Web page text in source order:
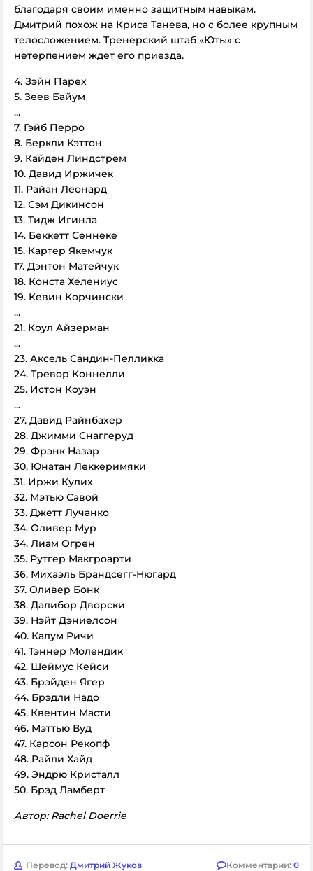
благодаря своим именно защитным навыкам.
Дмитрий похож на Криса Танева, но с более крупным
телосложением. Тренерский штаб «Юты» с
нетерпением ждет его приезда.
4. Зэйн Парех
5. Зеев Байум
...
7. Гэйб Перро
8. Беркли Кэттон
9. Кайден Линдстрем
10. Давид Иржичек
11. Райан Леонард
12. Сэм Дикинсон
13. Тидж Игинла
14. Беккетт Сеннеке
15. Картер Якемчук
17. Дэнтон Матейчук
18. Конста Хелениус
19. Кевин Корчински
...
21. Коул Айзерман
...
23. Аксель Сандин-Пелликка
24. Тревор Коннелли
25. Истон Коуэн
...
27. Давид Райнбахер
28. Джимми Снаггеруд
29. Фрэнк Назар
30. Юнатан Леккеримяки
31. Иржи Кулих
32. Мэтью Савой
33. Джетт Лучанко
34. Оливер Мур
34. Лиам Огрен
35. Рутгер Макгроарти
36. Михаэль Брандсегг-Нюгард
37. Оливер Бонк
38. Далибор Дворски
39. Нэйт Дэниелсон
40. Калум Ричи
41. Тэннер Молендик
42. Шеймус Кейси
43. Брэйден Ягер
44. Брэдли Надо
45. Квентин Масти
46. Мэттью Вуд
47. Карсон Рекопф
48. Райли Хайд
49. Эндрю Кристалл
50. Брэд Ламберт
Автор: Rachel Doerrie
Перевод: Дмитрий Жуков Комментарии: 0